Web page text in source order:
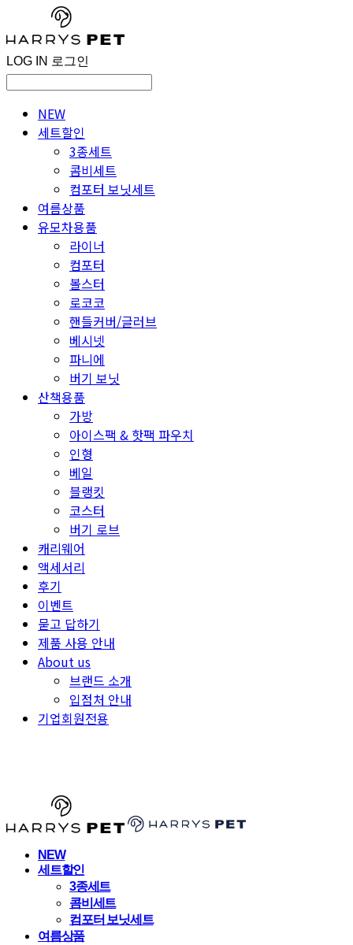
LOG IN 로그인
NEW
세트할인
3종세트
콤비세트
컴포터 보닛세트
여름상품
유모차용품
라이너
컴포터
볼스터
로코코
핸들커버/글러브
베시넷
파니에
버기 보닛
산책용품
가방
아이스팩 & 핫팩 파우치
인형
베일
블랭킷
코스터
버기 로브
캐리웨어
액세서리
후기
이벤트
묻고 답하기
제품 사용 안내
About us
브랜드 소개
입점처 안내
기업회원전용
NEW
세트할인
3종세트
콤비세트
컴포터 보닛세트
여름상품